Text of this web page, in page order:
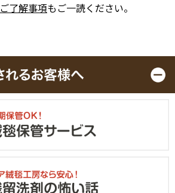
ご了解事項もご一読ください。